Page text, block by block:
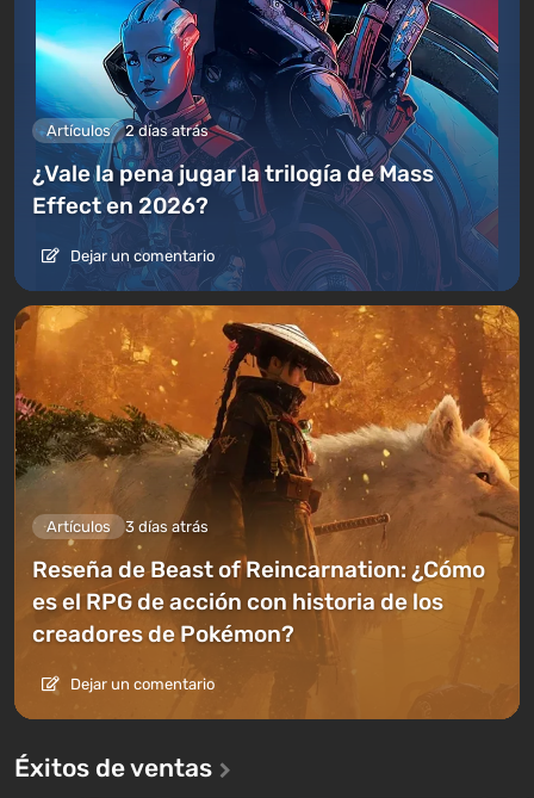
Artículos 2 días atrás
¿Vale la pena jugar la trilogía de Mass
Effect en 2026?
Dejar un comentario
Artículos 3 días atrás
Reseña de Beast of Reincarnation: ¿Cómo
es el RPG de acción con historia de los
creadores de Pokémon?
Dejar un comentario
Éxitos de ventas